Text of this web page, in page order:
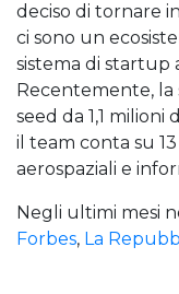
deciso di tornare
ci sono un
sistema di startup
Recentemente,
seed da 1,1
il team conta su
aerospaziali e
Negli ultimi mesi
Forbes, La